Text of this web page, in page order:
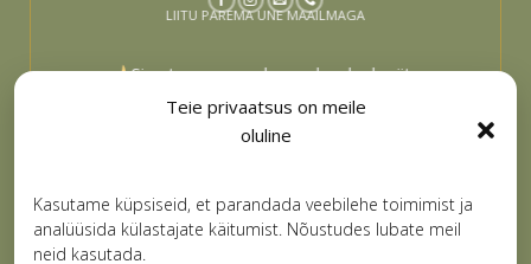
Teie privaatsus on meile
oluline
Kasutame küpsiseid, et parandada veebilehe toimimist ja
analüüsida külastajate käitumist. Nõustudes lubate meil
neid kasutada.
LIITU PAREMA UNE MAAILMAGA
Sinu tee paremaks uneks algab siit –
liitu ja lase end inspireerida
LIITUN